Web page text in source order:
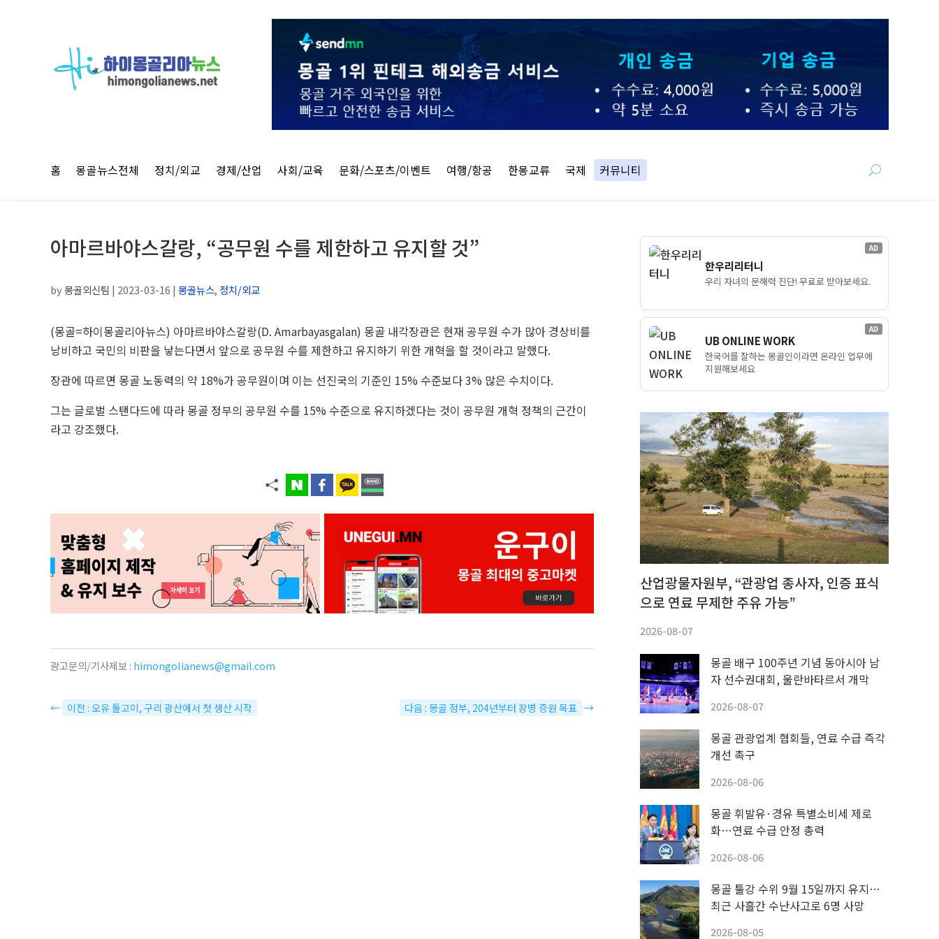
홈 몽골뉴스전체 정치/외교 경제/산업 사회/교육 문화/스포츠/이벤트 여행/항공 한몽교류 국제 커뮤니티
아마르바야스갈랑, “공무원 수를 제한하고 유지할 것”
by몽골외신팀 | 2023-03-16 | 몽골뉴스, 정치/외교
(몽골=하이몽골리아뉴스) 아마르바야스갈랑(D. Amarbayasgalan) 몽골 내각장관은 현재 공무원 수가 많아 경상비를
낭비하고 국민의 비판을 낳는다면서 앞으로 공무원 수를 제한하고 유지하기 위한 개혁을 할 것이라고 말했다.
장관에 따르면 몽골 노동력의 약 18%가 공무원이며 이는 선진국의 기준인 15% 수준보다 3% 많은 수치이다.
그는 글로벌 스탠다드에 따라 몽골 정부의 공무원 수를 15% 수준으로 유지하겠다는 것이 공무원 개혁 정책의 근간이
라고 강조했다.
광고문의/기사제보 : himongolianews@gmail.com
← 이전 : 오유 톨고이, 구리 광산에서 첫 생산 시작 다음 : 몽골 정부, 204년부터 장병 증원 목표 →
AD
한우리리터니
우리 자녀의 문해력 진단! 무료로 받아보세요.
AD
UB ONLINE WORK
한국어를 잘하는 몽골인이라면 온라인 업무에
지원해보세요
산업광물자원부, “관광업 종사자, 인증 표식
으로 연료 무제한 주유 가능”
2026-08-07
몽골 배구 100주년 기념 동아시아 남
자 선수권대회, 울란바타르서 개막
2026-08-07
몽골 관광업계 협회들, 연료 수급 즉각
개선 촉구
2026-08-06
몽골 휘발유·경유 특별소비세 제로
화…연료 수급 안정 총력
2026-08-06
몽골 툴강 수위 9월 15일까지 유지…
최근 사흘간 수난사고로 6명 사망
2026-08-05